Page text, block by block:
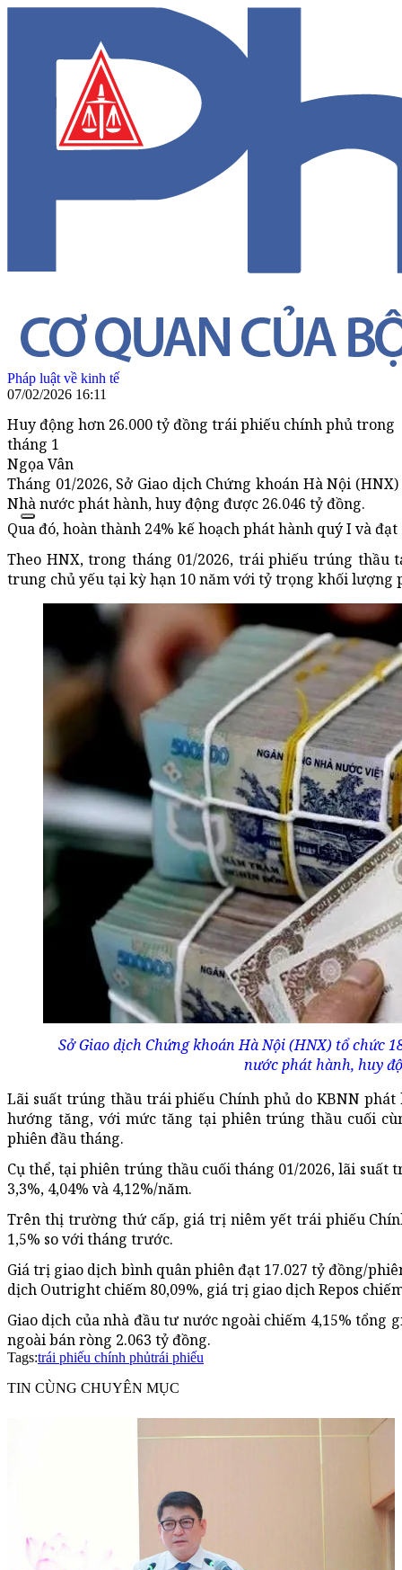
Pháp luật về kinh tế
07/02/2026 16:11
Huy động hơn 26.000 tỷ đồng trái phiếu chính phủ trong
tháng 1
Ngọa Vân
Tháng 01/2026, Sở Giao dịch Chứng khoán Hà Nội
Nhà nước phát hành, huy động được 26.046 tỷ đồng.
Qua đó, hoàn thành 24% kế hoạch phát hành quý I và
Theo HNX, trong tháng 01/2026, trái phiếu trúng thầu
trung chủ yếu tại kỳ hạn 10 năm với tỷ trọng khối lượng
Sở Giao dịch Chứng khoán Hà Nội (HNX) tổ chức
nước phát hành, huy
Lãi suất trúng thầu trái phiếu Chính phủ do KBNN
hướng tăng, với mức tăng tại phiên trúng thầu cuối
phiên đầu tháng.
Cụ thể, tại phiên trúng thầu cuối tháng 01/2026, lãi suất
3,3%, 4,04% và 4,12%/năm.
Trên thị trường thứ cấp, giá trị niêm yết trái phiếu
1,5% so với tháng trước.
Giá trị giao dịch bình quân phiên đạt 17.027 tỷ đồng/
dịch Outright chiếm 80,09%, giá trị giao dịch Repos
Giao dịch của nhà đầu tư nước ngoài chiếm 4,15%
ngoài bán ròng 2.063 tỷ đồng.
Tags:trái phiếu chính phủtrái phiếu
TIN CÙNG CHUYÊN MỤC